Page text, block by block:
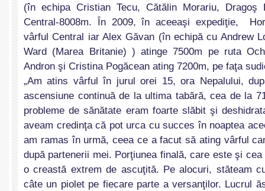
(în echipa Cristian Tecu, Cătălin Morariu, Dragoş
Central-8008m. În 2009, în aceeaşi expediţie,
vârful Central iar Alex Găvan (în echipă cu Andrew
Ward (Marea Britanie) ) atinge 7500m pe ruta
Andron şi Cristina Pogăcean ating 7200m, pe faţa
„Am atins vârful în jurul orei 15, ora Nepalului,
ascensiune continuă de la ultima tabără, cea de la
probleme de sănătate eram foarte slăbit şi
aveam credinţa că pot urca cu succes în noaptea
am ramas în urmă, ceea ce a facut să ating vârful
după partenerii mei. Porţiunea finală, care este şi
o creastă extrem de ascuţită. Pe alocuri, stăteam
câte un piolet pe fiecare parte a versanţilor. Lucrul